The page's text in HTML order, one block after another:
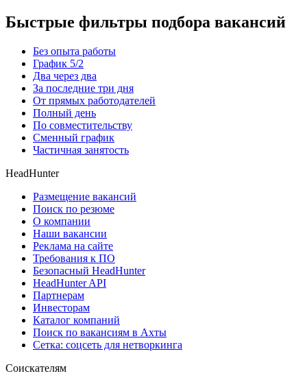
Быстрые фильтры подбора вакансий
Без опыта работы
График 5/2
Два через два
За последние три дня
От прямых работодателей
Полный день
По совместительству
Сменный график
Частичная занятость
HeadHunter
Размещение вакансий
Поиск по резюме
О компании
Наши вакансии
Реклама на сайте
Требования к ПО
Безопасный HeadHunter
HeadHunter API
Партнерам
Инвесторам
Каталог компаний
Поиск по вакансиям в Ахты
Сетка: соцсеть для нетворкинга
Соискателям